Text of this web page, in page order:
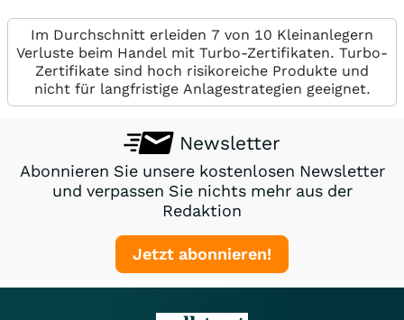
Im Durchschnitt erleiden 7 von 10 Kleinanlegern
Verluste beim Handel mit Turbo-Zertifikaten. Turbo-
Zertifikate sind hoch risikoreiche Produkte und
nicht für langfristige Anlagestrategien geeignet.
Newsletter
Abonnieren Sie unsere kostenlosen Newsletter
und verpassen Sie nichts mehr aus der
Redaktion
Jetzt abonnieren!